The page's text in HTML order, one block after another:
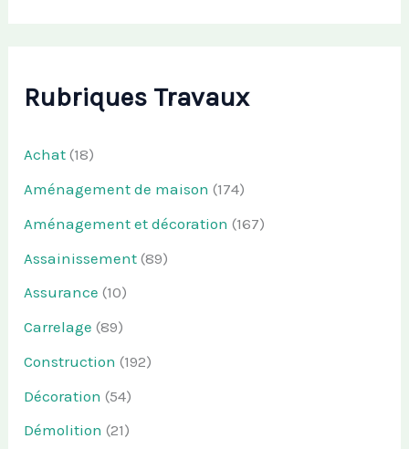
Rubriques Travaux
Achat (18)
Aménagement de maison (174)
Aménagement et décoration (167)
Assainissement (89)
Assurance (10)
Carrelage (89)
Construction (192)
Décoration (54)
Démolition (21)